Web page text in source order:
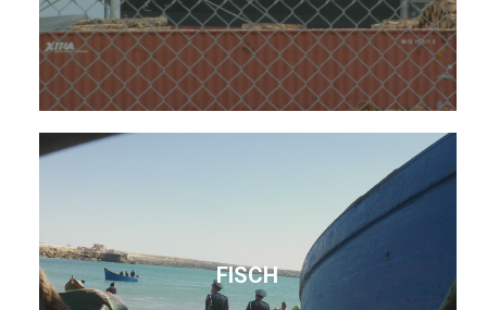
FISCH